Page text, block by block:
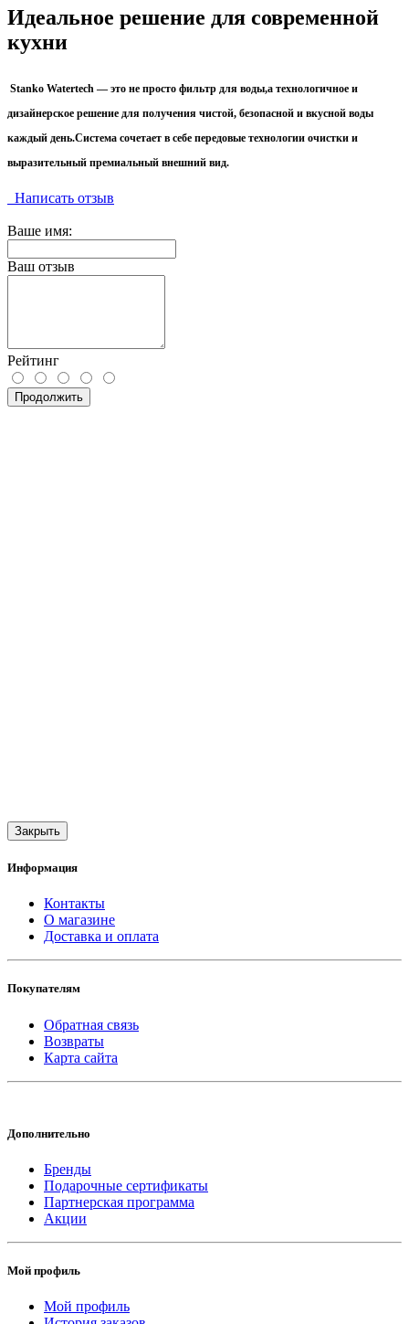
Идеальное решение для современной
кухни
Stanko Watertech — это не просто фильтр для воды,а технологичное и
дизайнерское решение для получения чистой, безопасной и вкусной воды
каждый день.Система сочетает в себе передовые технологии очистки и
выразительный премиальный внешний вид.
Написать отзыв
Ваше имя:
Ваш отзыв
Рейтинг
Продолжить
Закрыть
Информация
Контакты
О магазине
Доставка и оплата
Покупателям
Обратная связь
Возвраты
Карта сайта
Дополнительно
Бренды
Подарочные сертификаты
Партнерская программа
Акции
Мой профиль
Мой профиль